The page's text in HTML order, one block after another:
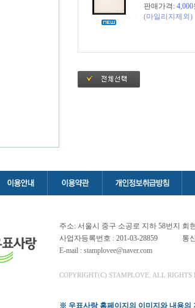
판매가격: 4,000
(마일리지제외)
주소: 서울시 중구 소공로 지하 58번지 회
사업자등록번호 : 201-03-28859
통
E-mail : stamplovee@naver.com
COPYRIGHT(C) STAMPLOVE. ALL RIGHTS
※ 우표사랑 홈페이지의 이미지와 내용의